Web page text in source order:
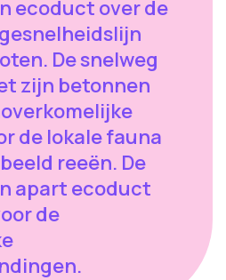
ecoduct over de
De snelweg
zijn betonnen
de lokale fauna
reeën. De
apart ecoduct
de